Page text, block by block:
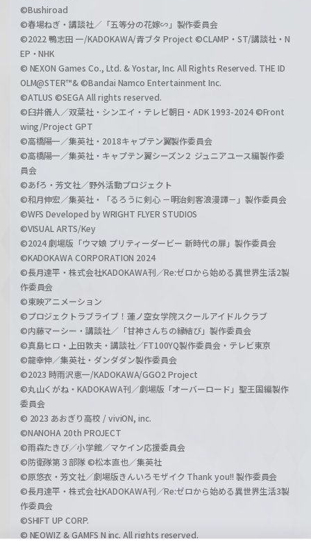
©Bushiroad
©春場ねぎ・講談社／「五等分の花嫁∽」製作委員会
©2022 鴨志田 一/KADOKAWA/青ブタ Project ©CLAMP・ST/講談社・N
EP・NHK
© NEXON Games Co., Ltd. & Yostar, Inc. All Rights Reserved. THE ID
OLM@STER™& ©Bandai Namco Entertainment Inc.
©ATLUS ©SEGA All rights reserved.
©臼井儀人／双葉社・シンエイ・テレビ朝日・ADK 1993-2024 ©Front
wing/Project GPT
©高橋陽一／集英社・2018キャプテン翼製作委員会
©高橋陽一／集英社・キャプテン翼シーズン２ ジュニアユース編製作委
員会
©あfろ・芳文社／野外活動プロジェクト
©和月伸宏／集英社・「るろうに剣心 －明治剣客浪漫譚－」製作委員会
©WFS Developed by WRIGHT FLYER STUDIOS
©VISUAL ARTS/Key
©2024 劇場版「ウマ娘 プリティーダービー 新時代の扉」製作委員会
©KADOKAWA CORPORATION 2024
©長月達平・株式会社KADOKAWA刊／Re:ゼロから始める異世界生活2製
作委員会
©東映アニメーション
©プロジェクトラブライブ！蓮ノ空女学院スクールアイドルクラブ
©内藤マーシー・講談社／「甘神さんちの縁結び」製作委員会
©真島ヒロ・上田敦夫・講談社／FT100YQ製作委員会・テレビ東京
©龍幸伸／集英社・ダンダダン製作委員会
©2023 時雨沢恵一/KADOKAWA/GGO2 Project
©丸山くがね・KADOKAWA刊／劇場版「オーバーロード」聖王国編製作
委員会
© 2023 あおぎり高校 / viviON, inc.
©NANOHA 20th PROJECT
©雨森たきび／小学館／マケイン応援委員会
©防衛隊第３部隊 ©松本直也／集英社
©原悠衣・芳文社／劇場版きんいろモザイク Thank you!! 製作委員会
©長月達平・株式会社KADOKAWA刊／Re:ゼロから始める異世界生活3製
作委員会
©SHIFT UP CORP.
© NEOWIZ & GAMFS N inc. All rights reserved.